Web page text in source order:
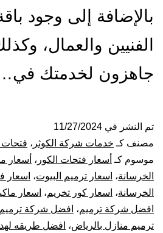
بالإضافة إلى وجود
الفنيين والعمال،
جاهزون لخدمتك
تم النشر في 11/27/2024
مصنف كـ خدمات شركة الكوثر ، فتحات
موسوم كـ أسعار فتحات الكور ، أسعار
الخرسانة، اسعار ترميم البيوت، اسعار
الخرسانة، اسعار كور تخريم، اسعار
افضل شركة ترميم، افضل شركة ترميم
ترميم منازل بالرياض، افضل طريقه